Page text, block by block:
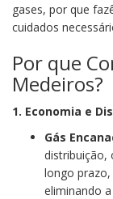
gases, por que
cuidados
Por que
Medeiros?
1. Economia e
Gás
distribuição,
longo
eliminando